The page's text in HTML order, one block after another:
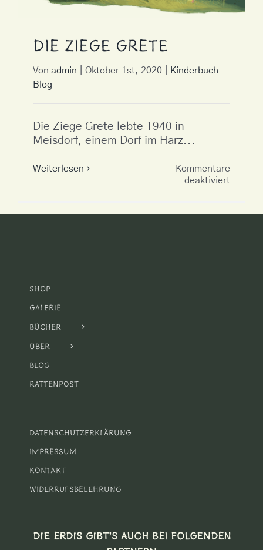
Die Ziege Grete
Von admin Oktober 1st, 2020
Kinderbuch
Blog
Die Ziege Grete lebte 1940 in
Meisdorf, einem Dorf im Harz...
Weiterlesen
Kommentare
deaktiviertfür
Grete
Shop
Galerie
Bücher
Über
Blog
Rattenpost
Datenschutzerklärung
Impressum
Kontakt
Widerrufsbelehrung
DIE ERDIS GIBT’S AUCH BEI FOLGENDEN